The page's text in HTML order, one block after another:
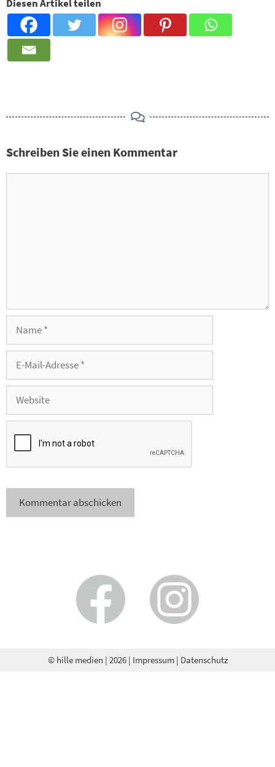
Diesen Artikel teilen
Schreiben Sie einen Kommentar
© hille medien | 2026 | Impressum| Datenschutz